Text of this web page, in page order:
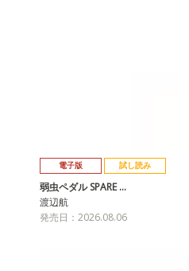
電子版 試し読み
弱虫ペダル SPARE …
渡辺航
発売日：2026.08.06